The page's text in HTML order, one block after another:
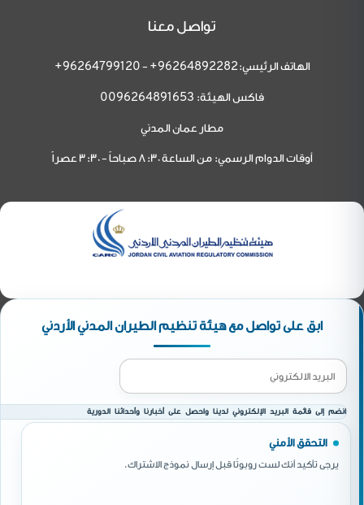
تواصل معنا
الهاتف الرئيسي: 96264892282+
-
96264799120+
فاكس الهيئة: 0096264891653
مطار عمان المدني
أوقات الدوام الرسمي: من الساعة 8:30 صباحاً - 3:30 عصراً
ابق على تواصل مع هيئة تنظيم الطيران المدني الأردني
انضم إلى قائمة البريد الإلكتروني لدينا واحصل على أخبارنا وأحداثنا الدورية
التحقق الأمني
يرجى تأكيد أنك لست روبوتًا قبل إرسال نموذج الاشتراك.